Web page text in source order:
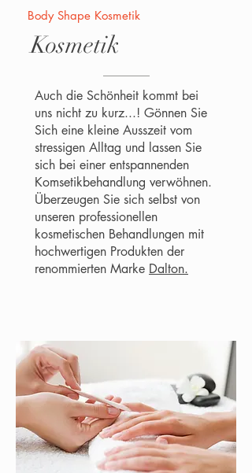
Body Shape Kosmetik
Kosmetik
Auch die Schönheit kommt bei
uns nicht zu kurz...! Gönnen Sie
Sich eine kleine Ausszeit vom
stressigen Alltag und lassen Sie
sich bei einer entspannenden
Komsetikbehandlung verwöhnen.
Überzeugen Sie sich selbst von
unseren professionellen
kosmetischen Behandlungen mit
hochwertigen Produkten der
renommierten Marke Dalton.